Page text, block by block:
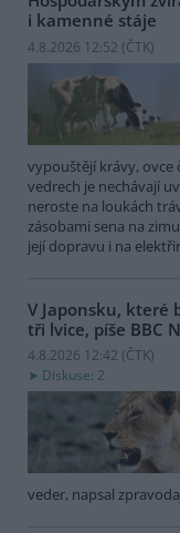
i kamenné stáje
4.8.2026 12:52 (ČTK)
vypouštějí krávy, ovce
vedrech je nechávají
neroste na loukách
zásobami sena na
její dopravu i na
V Japonsku, které
tři lvice, píše BBC
4.8.2026 12:42 (ČTK)
Diskuse: 2
veder, napsal